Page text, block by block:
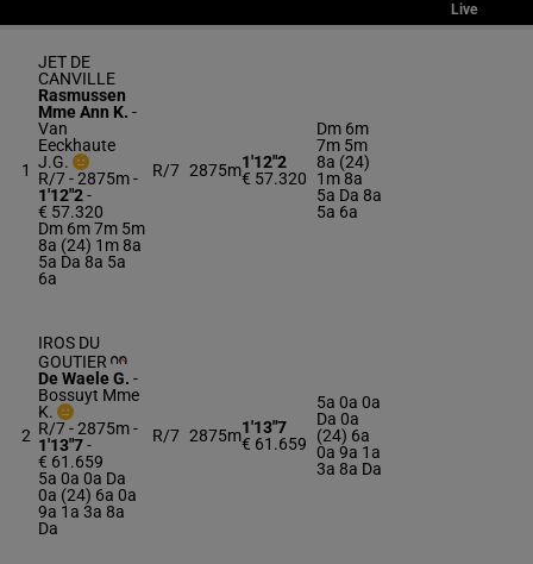
Live
1
JET DE
CANVILLE
Rasmussen
Mme Ann K. -
Van
Eeckhaute
J.G.
R/7 - 2875m-
1'12"2-
€ 57.320
Dm 6m 7m 5m
8a (24) 1m 8a
5a Da 8a 5a
6a
R/7 2875m1'12"2
€ 57.320
Dm 6m
7m 5m
8a (24)
1m 8a
5a Da 8a
5a 6a
2
IROS DU
GOUTIER
De Waele G. -
Bossuyt Mme
K.
R/7 - 2875m-
1'13"7-
€ 61.659
5a 0a 0a Da
0a (24) 6a 0a
9a 1a 3a 8a
Da
R/7 2875m1'13"7
€ 61.659
5a 0a 0a
Da 0a
(24) 6a
0a 9a 1a
3a 8a Da